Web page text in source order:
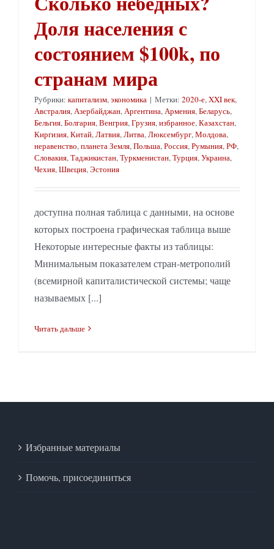
Доля населения с
состоянием $100k, по
странам мира
Рубрики: капитализм,экономика | Метки: 2020-е,XXI век,
Австралия,Азербайджан,Аргентина,Армения,Беларусь,
Бельгия,Болгария,Венгрия,Грузия,избранное,Казахстан,
Киргизия,Китай,Латвия,Литва,Люксембург,Молдова,
неравенство,планета Земля,Польша,Россия,Румыния,РФ,
Словакия,Таджикистан,Туркменистан,Турция,Украина,
Чехия,Швеция,Эстония
доступна полная таблица с данными, на основе
которых построена графическая таблица выше
Некоторые интересные факты из таблицы:
Минимальным показателем стран-метрополий
(всемирной капиталистической системы; чаще
называемых [...]
Читать дальше
Избранные материалы
Помочь, присоединиться